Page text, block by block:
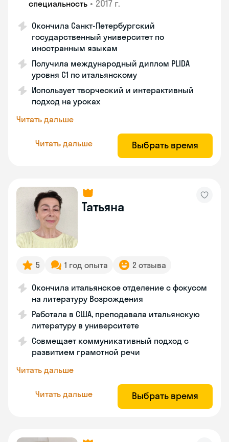
специальность • 2017 г.
Окончила Санкт-Петербургский
государственный университет по
иностранным языкам
Получила международный диплом PLIDA
уровня С1 по итальянскому
Использует творческий и интерактивный
подход на уроках
Читать дальше
Читать дальше Выбрать время
Татьяна
5 1 год опыта 2 отзыва
Окончила итальянское отделение с фокусом
на литературу Возрождения
Работала в США, преподавала итальянскую
литературу в университете
Совмещает коммуникативный подход с
развитием грамотной речи
Читать дальше
Читать дальше Выбрать время